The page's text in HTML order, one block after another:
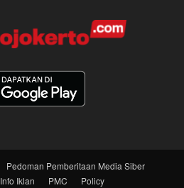
Pedoman Pemberitaan Media Siber
Info Iklan PMC Policy